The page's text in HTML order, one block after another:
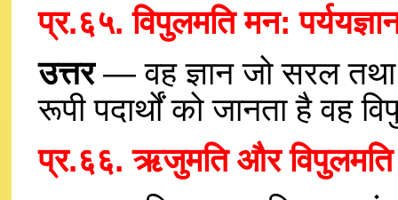
प्र.६५. विपुलमति मन:
उत्तर— वह ज्ञान जो सरल
रूपी पदार्थों को जानता है वह
प्र.६६. ऋजुमति और विपुलमति